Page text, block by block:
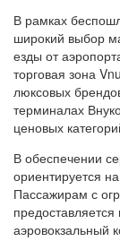
В рамках
широкий выбор
езды от
торговая зона
люксовых
терминалах
ценовых
В обеспечении
ориентируется
Пассажирам с
аэровокзальный